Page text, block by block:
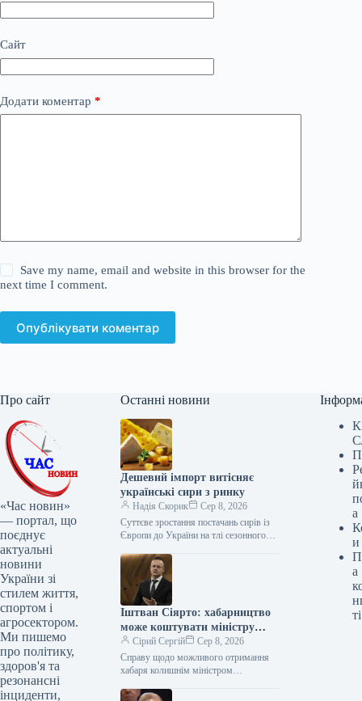
Сайт
Додати коментар *
Save my name, email and website in this browser for the
next time I comment.
Опублікувати коментар
Про сайт
«Час новин»
— портал, що
поєднує
актуальні
новини
України зі
стилем життя,
спортом і
агросектором.
Ми пишемо
про політику,
здоров'я та
резонансні
інциденти,
Останні новини
Дешевий імпорт витісняє
українські сири з ринку
Надія Скорик
Сер 8, 2026
Суттєве зростання постачань сирів із
Європи до України на тлі сезонного
конкуренцію на внутрішньому ринку.
Це змушує…
Іштван Сіярто: хабарництво
може коштувати міністру
закордонних справ Угорщини
до трьох років ув’язнення
Сірий Сергій
Сер 8, 2026
Справу щодо можливого отримання
хабаря колишнім міністром
Сіярто передали поліції Будапешта.
а
и
а
ті